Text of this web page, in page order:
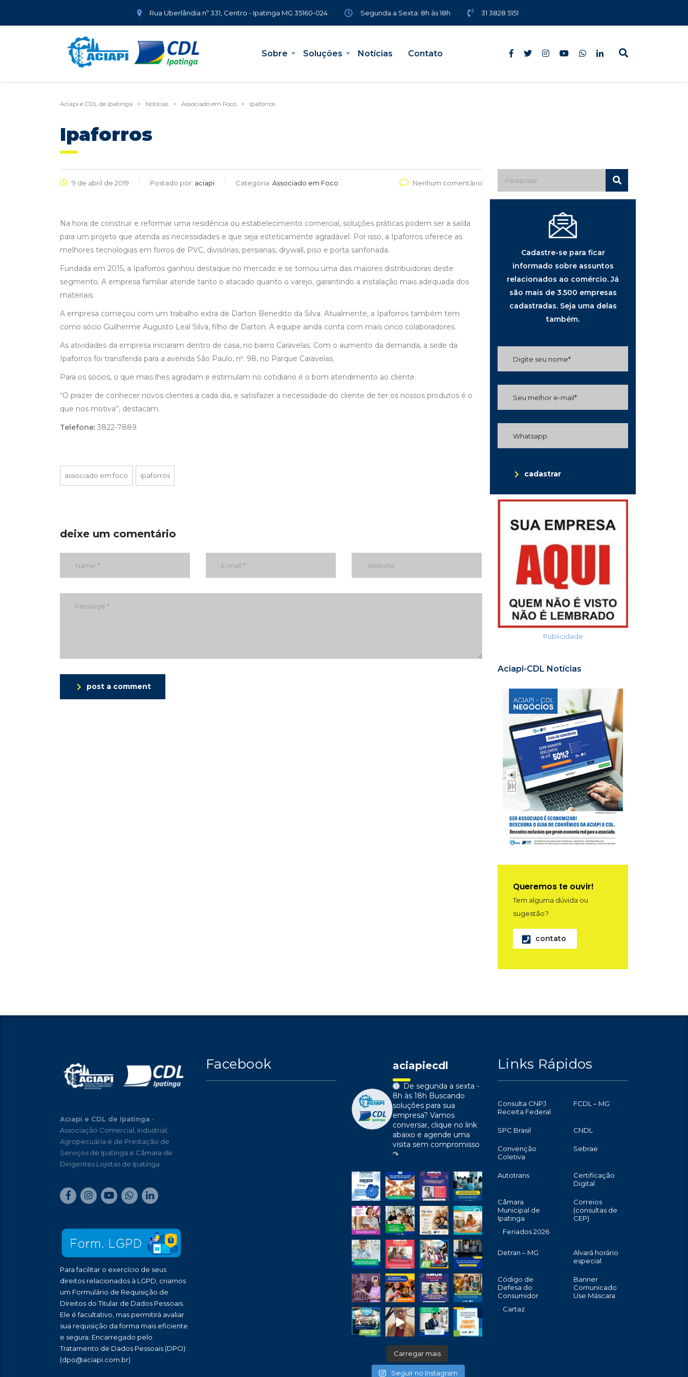
Rua Uberlândia nº 331, Centro - Ipatinga MG 35160-024 Segunda a Sexta: 8h às 18h 31 3828 5151
Sobre Soluções Notícias Contato
Aciapi e CDL de Ipatinga > Notícias > Associado em Foco > Ipaforros
Ipaforros
9 de abril de 2019 Postado por: aciapi Categoria: Associado em Foco Nenhum comentário
Na hora de construir e reformar uma residência ou estabelecimento comercial, soluções práticas podem ser a saída
para um projeto que atenda as necessidades e que seja esteticamente agradável. Por isso, a Ipaforros oferece as
melhores tecnologias em forros de PVC, divisórias, persianas, drywall, piso e porta sanfonada.
Fundada em 2015, a Ipaforros ganhou destaque no mercado e se tornou uma das maiores distribuidoras deste
segmento. A empresa familiar atende tanto o atacado quanto o varejo, garantindo a instalação mais adequada dos
materiais.
A empresa começou com um trabalho extra de Darton Benedito da Silva. Atualmente, a Ipaforros também tem
como sócio Guilherme Augusto Leal Silva, filho de Darton. A equipe ainda conta com mais cinco colaboradores.
As atividades da empresa iniciaram dentro de casa, no bairro Caravelas. Com o aumento da demanda, a sede da
Ipaforros foi transferida para a avenida São Paulo, nº. 98, no Parque Caravelas.
Para os sócios, o que mais lhes agradam e estimulam no cotidiano é o bom atendimento ao cliente.
“O prazer de conhecer novos clientes a cada dia, e satisfazer a necessidade do cliente de ter os nossos produtos é o
que nos motiva”, destacam.
Telefone: 3822-7889
associado em foco ipaforros
deixe um comentário
post a comment
Cadastre-se para ficar
informado sobre assuntos
relacionados ao comércio. Já
são mais de 3.500 empresas
cadastradas. Seja uma delas
também.
cadastrar
Publicidade
Aciapi-CDL Notícias
Queremos te ouvir!
Tem alguma dúvida ou
sugestão?
contato
Aciapi e CDL de Ipatinga -
Associação Comercial, Industrial,
Agropecuária e de Prestação de
Serviços de Ipatinga e Câmara de
Dirigentes Lojistas de Ipatinga
Para facilitar o exercício de seus
direitos relacionados à LGPD, criamos
um Formulário de Requisição de
Direitos do Titular de Dados Pessoais.
Ele é facultativo, mas permitirá avaliar
sua requisição da forma mais eficiente
e segura: Encarregado pelo
Tratamento de Dados Pessoais (DPO):
(dpo@aciapi.com.br)
Facebook aciapiecdl
De segunda a sexta -
8h às 18h Buscando
soluções para sua
empresa? Vamos
conversar, clique no link
abaixo e agende uma
visita sem compromisso
↷
Carregar mais
Seguir no Instagram
Links Rápidos
Consulta CNPJ
Receita Federal
FCDL – MG
SPC Brasil CNDL
Convenção
Coletiva
Sebrae
Autotrans
Certificação
Digital
Câmara
Municipal de
Ipatinga
Feriados 2026
Correios
(consultas de
CEP)
Detran – MG
Alvará horário
especial
Código de
Defesa do
Consumidor
Cartaz
Banner
Comunicado
Use Máscara